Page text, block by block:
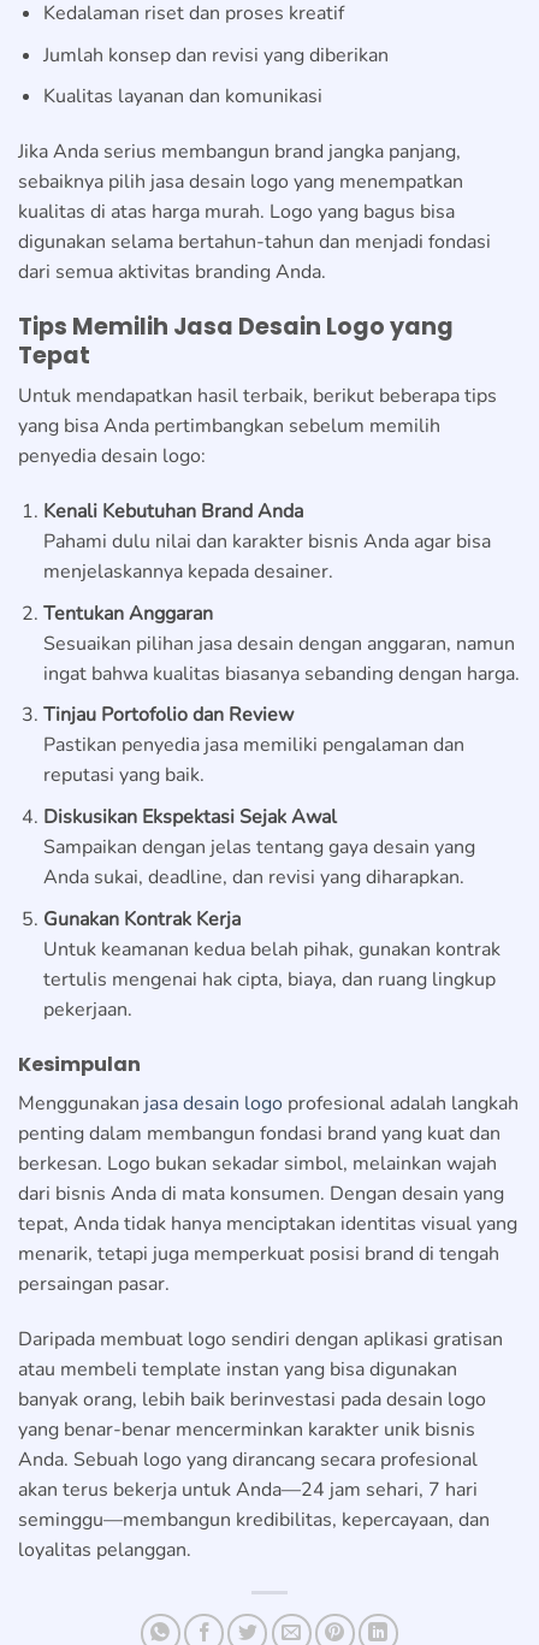
Kedalaman riset dan proses kreatif
Jumlah konsep dan revisi yang diberikan
Kualitas layanan dan komunikasi
Jika Anda serius membangun brand jangka panjang,
sebaiknya pilih jasa desain logo yang menempatkan
kualitas di atas harga murah. Logo yang bagus bisa
digunakan selama bertahun-tahun dan menjadi fondasi
dari semua aktivitas branding Anda.
Tips Memilih Jasa Desain Logo yang
Tepat
Untuk mendapatkan hasil terbaik, berikut beberapa tips
yang bisa Anda pertimbangkan sebelum memilih
penyedia desain logo:
Kenali Kebutuhan Brand Anda
Pahami dulu nilai dan karakter bisnis Anda agar bisa
menjelaskannya kepada desainer.
Tentukan Anggaran
Sesuaikan pilihan jasa desain dengan anggaran, namun
ingat bahwa kualitas biasanya sebanding dengan harga.
Tinjau Portofolio dan Review
Pastikan penyedia jasa memiliki pengalaman dan
reputasi yang baik.
Diskusikan Ekspektasi Sejak Awal
Sampaikan dengan jelas tentang gaya desain yang
Anda sukai, deadline, dan revisi yang diharapkan.
Gunakan Kontrak Kerja
Untuk keamanan kedua belah pihak, gunakan kontrak
tertulis mengenai hak cipta, biaya, dan ruang lingkup
pekerjaan.
Kesimpulan
Menggunakan jasa desain logo profesional adalah langkah
penting dalam membangun fondasi brand yang kuat dan
berkesan. Logo bukan sekadar simbol, melainkan wajah
dari bisnis Anda di mata konsumen. Dengan desain yang
tepat, Anda tidak hanya menciptakan identitas visual yang
menarik, tetapi juga memperkuat posisi brand di tengah
persaingan pasar.
Daripada membuat logo sendiri dengan aplikasi gratisan
atau membeli template instan yang bisa digunakan
banyak orang, lebih baik berinvestasi pada desain logo
yang benar-benar mencerminkan karakter unik bisnis
Anda. Sebuah logo yang dirancang secara profesional
akan terus bekerja untuk Anda—24 jam sehari, 7 hari
seminggu—membangun kredibilitas, kepercayaan, dan
loyalitas pelanggan.